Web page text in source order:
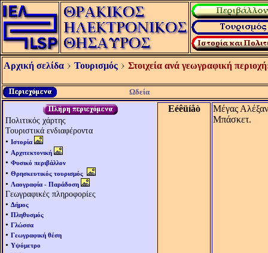
Αρχική σελίδα Τουρισμός Στοιχεία ανά γεωγραφική
Ωδεία
Πολιτικός χάρτης
Τουριστικά ενδιαφέροντα
• Ιστορία
• Αρχιτεκτονική
• Φυσικό περιβάλλον
• Θρησκευτικός τουρισμός
• Λαογραφία - Παράδοση
Γεωγραφικές πληροφορίες
• Δήμος
• Πληθυσμός
• Γλώσσα
• Γεωγραφική θέση
• Υψόμετρο
Eéêüíåò
Μέγας
Μπάσκετ.